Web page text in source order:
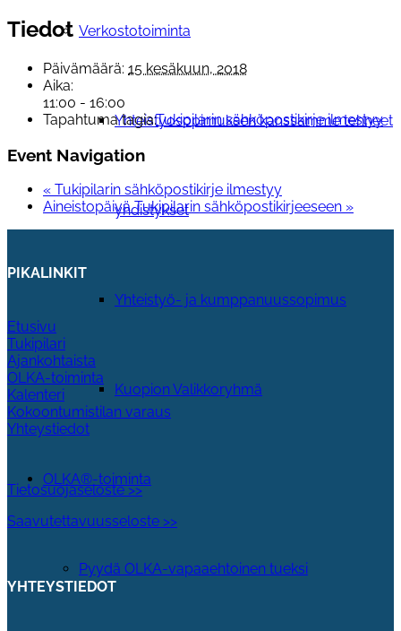
Verkostotoiminta
Yhteistyosopimuksen kanssamme tehneet
yhdistykset
Yhteistyö- ja kumppanuussopimus
Kuopion Valikkoryhmä
OLKA®-toiminta
Pyydä OLKA-vapaaehtoinen tueksi
Tiedot
Päivämäärä: 15 kesäkuun, 2018
Aika:
11:00 - 16:00
Tapahtuma tagia:Tukipilarin sähköpostikirje ilmestyy
Event Navigation
« Tukipilarin sähköpostikirje ilmestyy
Aineistopäivä Tukipilarin sähköpostikirjeeseen »
PIKALINKIT
Etusivu
Tukipilari
Ajankohtaista
OLKA-toiminta
Kalenteri
Kokoontumistilan varaus
Yhteystiedot
Tietosuojaseloste >>
Saavutettavuusseloste >>
YHTEYSTIEDOT